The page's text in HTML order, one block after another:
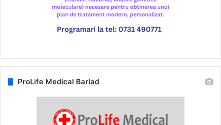
ProLife Medical Barlad